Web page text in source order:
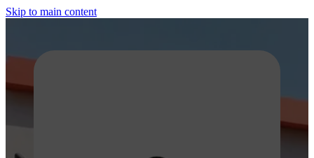
Skip to main content